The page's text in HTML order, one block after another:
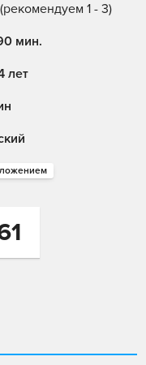
(рекомендуем 1 - 3)
мин.
лет